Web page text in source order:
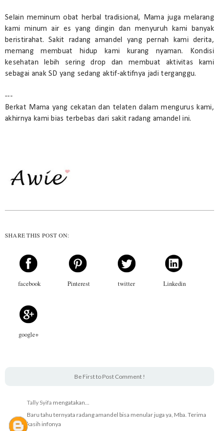
Selain meminum obat herbal tradisional, Mama juga melarang
kami minum air es yang dingin dan menyuruh kami banyak
beristirahat. Sakit radang amandel yang pernah kami derita,
memang membuat hidup kami kurang nyaman. Kondisi
kesehatan lebih sering drop dan membuat aktivitas kami
sebagai anak SD yang sedang aktif-aktifnya jadi terganggu.
---
Berkat Mama yang cekatan dan telaten dalam mengurus kami,
akhirnya kami bias terbebas dari sakit radang amandel ini.
SHARE THIS POST ON:
facebook Pinterest twitter Linkedin
google+
Be First to Post Comment !
Tally Syifa mengatakan...
Baru tahu ternyata radang amandel bisa menular juga ya, Mba. Terima
kasih infonya